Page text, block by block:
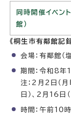
同時開催イベン
館）
《桐生市有鄰館記
会場：有鄰館（
期間：令和8年
注：2月2日（月
日）、2月16日
時間：午前10